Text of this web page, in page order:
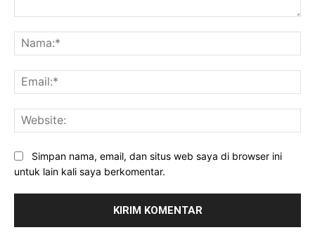
Simpan nama, email, dan situs web saya di browser ini
untuk lain kali saya berkomentar.